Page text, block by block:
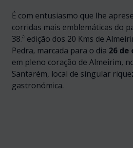
É com entusiasmo que lhe
corridas mais emblemáticas do
38.ª edição dos 20 Kms de
Pedra, marcada para o dia 26 de
em pleno coração de Almeirim,
Santarém, local de singular
gastronómica.